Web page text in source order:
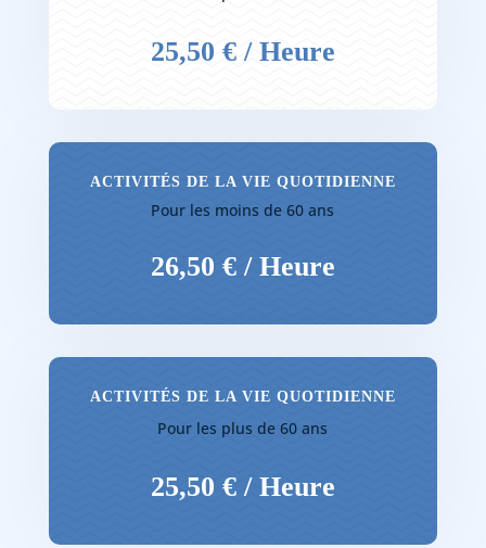
25,50 € / Heure
ACTIVITÉS DE LA VIE QUOTIDIENNE
Pour les moins de 60 ans
26,50 € / Heure
ACTIVITÉS DE LA VIE QUOTIDIENNE
Pour les plus de 60 ans
25,50 € / Heure